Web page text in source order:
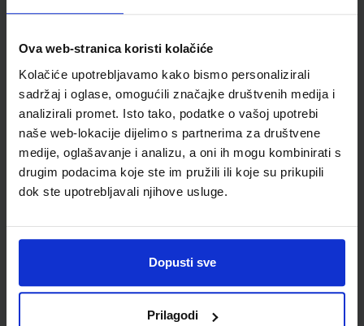
Ova web-stranica koristi kolačiće
Kolačiće upotrebljavamo kako bismo personalizirali
sadržaj i oglase, omogućili značajke društvenih medija i
analizirali promet. Isto tako, podatke o vašoj upotrebi
naše web-lokacije dijelimo s partnerima za društvene
medije, oglašavanje i analizu, a oni ih mogu kombinirati s
drugim podacima koje ste im pružili ili koje su prikupili
dok ste upotrebljavali njihove usluge.
Dopusti sve
Prilagodi
Omot PVC za školske
udžbenike; dimenzije
438x304; tip 274
0,85 €